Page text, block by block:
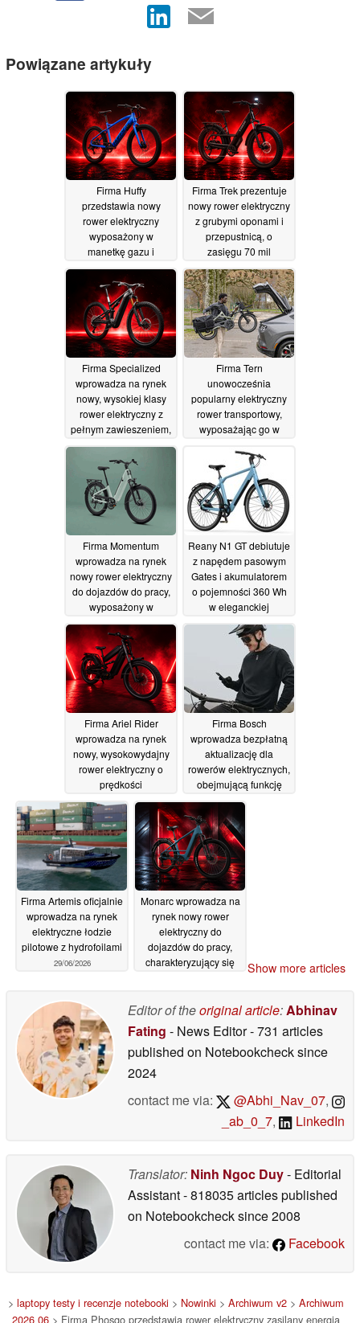
Powiązane artykuły
Firma Huffy
przedstawia nowy
rower elektryczny
wyposażony w
manetkę gazu i
wymienny akumulator
30/07/2026
Firma Trek prezentuje
nowy rower elektryczny
z grubymi oponami i
przepustnicą, o
zasięgu 70 mil
27/07/2026
Firma Specialized
wprowadza na rynek
nowy, wysokiej klasy
rower elektryczny z
pełnym zawieszeniem,
którego cena wynosi
13 000 dolarów
25/07/2026
Firma Tern
unowocześnia
popularny elektryczny
rower transportowy,
wyposażając go w
Performance Line
Sport16/07/2026
Firma Momentum
wprowadza na rynek
nowy rower elektryczny
do dojazdów do pracy,
wyposażony w
tempomat i oferujący
zasięg 55 mil15/07/2026
Reany N1 GT debiutuje
z napędem pasowym
Gates i akumulatorem
o pojemności 360 Wh
w eleganckiej
obudowie15/07/2026
Firma Ariel Rider
wprowadza na rynek
nowy, wysokowydajny
rower elektryczny o
prędkości
maksymalnej 65 mil na
godzinę09/07/2026
Firma Bosch
wprowadza bezpłatną
aktualizację dla
rowerów elektrycznych,
obejmującą funkcję
„Extended Boost” oraz
poprawioną
responsywność
07/07/2026
Firma Artemis oficjalnie
wprowadza na rynek
elektryczne łodzie
pilotowe z hydrofoilami
29/06/2026
Monarc wprowadza na
rynek nowy rower
elektryczny do
dojazdów do pracy,
charakteryzujący się
wynoszącym 130 mil
Show more articles
Editor of theoriginal article:Abhinav
Fating - News Editor- 731 articles
published on Notebookchecksince
2024
contact me via:
@Abhi_Nav_07,
_ab_0_7, LinkedIn
Translator: Ninh Ngoc Duy- Editorial
Assistant- 818035 articles published
on Notebookchecksince 2008
contact me via:
Facebook
> laptopy testy i recenzje notebooki > Nowinki > Archiwum v2 > Archiwum
2026 06 > Firma Phosgo przedstawia rower elektryczny zasilany energią